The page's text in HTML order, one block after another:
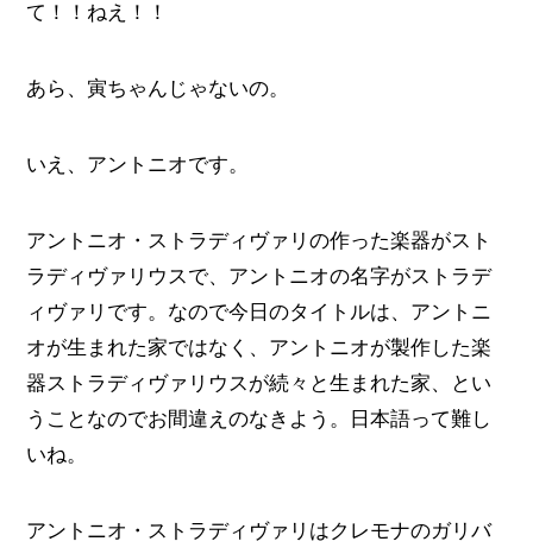
て！！ねえ！！
あら、寅ちゃんじゃないの。
いえ、アントニオです。
アントニオ・ストラディヴァリの作った楽器がスト
ラディヴァリウスで、アントニオの名字がストラデ
ィヴァリです。なので今日のタイトルは、アントニ
オが生まれた家ではなく、アントニオが製作した楽
器ストラディヴァリウスが続々と生まれた家、とい
うことなのでお間違えのなきよう。日本語って難し
いね。
アントニオ・ストラディヴァリはクレモナのガリバ